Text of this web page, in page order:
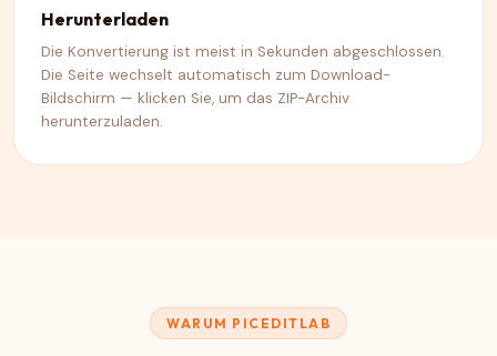
Herunterladen
Die Konvertierung ist meist in Sekunden abgeschlossen.
Die Seite wechselt automatisch zum Download-
Bildschirm — klicken Sie, um das ZIP-Archiv
herunterzuladen.
WARUM PICEDITLAB